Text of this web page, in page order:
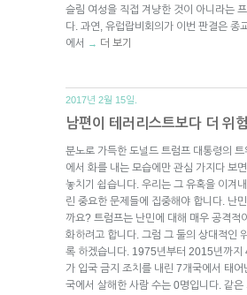
슬림 여성을 직접 겨냥한 것이 아니라는
다. 과연, 유럽랍비회의가 이번 판결은 종
에서
→ 더 보기
2017년 2월 15일.
남편이 테러리스트보다 더 위
분노로 가득한 도널드 트럼프 대통령의
에서 화를 내는 모습에만 관심 가지다 보
놓치기 쉽습니다. 우리는 그 유혹을 이겨
린 중요한 문제들에 집중해야 합니다. 난
까요? 트럼프는 난민에 대해 매우 공격적
화하려고 합니다. 그럼 그 둘의 상대적인
록 하겠습니다. 1975년부터 2015년까지
가 입국 금지 조치를 내린 7개국에서 태어
국에서 살해한 사람 수는 0명입니다. 같